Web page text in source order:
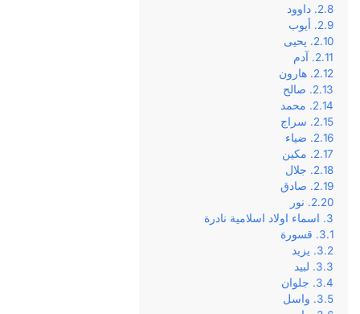
داوود
أيوب
يحيى
آدم
هارون
صالح
محمد
سراج
ضياء
مكين
جلال
صادق
نور
اسماء اولاد اسلامية نادرة
قسورة
يزيد
لبيد
جلوان
واسل